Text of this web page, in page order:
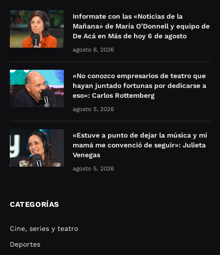
Informate con las «Noticias de la
Mañana» de María O’Donnell y equipo de
De Acá en Más de hoy 6 de agosto
agosto 6, 2026
«No conozco empresarios de teatro que
hayan juntado fortunas por dedicarse a
eso»: Carlos Rottemberg
agosto 5, 2026
«Estuve a punto de dejar la música y mi
mamá me convenció de seguir»: Julieta
Venegas
agosto 5, 2026
CATEGORÍAS
Cine, series y teatro
Deportes